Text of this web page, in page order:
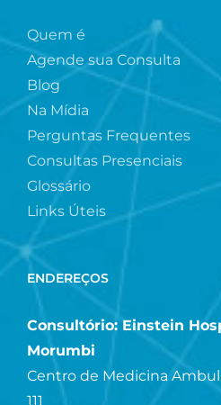
Quem é
Agende sua Consulta
Blog
Na Mídia
Perguntas Frequentes
Consultas Presenciais
Glossário
Links Úteis
ENDEREÇOS
Consultório: Einstein
Morumbi
Centro de Medicina
111